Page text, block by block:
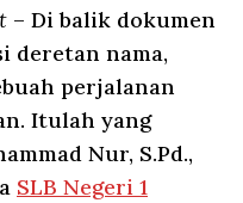
– Di balik dokumen
deretan nama,
perjalanan
Itulah yang
Nur, S.Pd.,
SLB Negeri 1